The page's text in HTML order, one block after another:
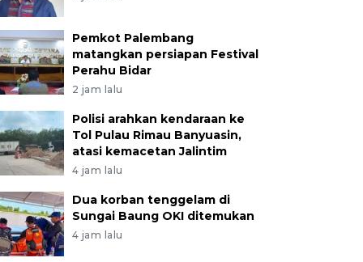
Pemkot Palembang
matangkan persiapan Festival
Perahu Bidar
2 jam lalu
Polisi arahkan kendaraan ke
Tol Pulau Rimau Banyuasin,
atasi kemacetan Jalintim
4 jam lalu
Dua korban tenggelam di
Sungai Baung OKI ditemukan
4 jam lalu